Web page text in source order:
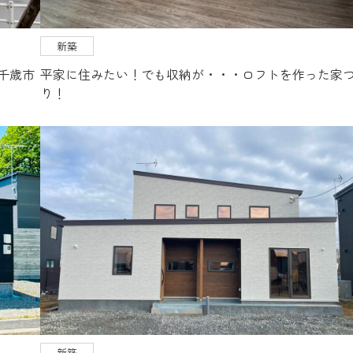
歳市
新築
平家に住みたい！でも収納が・・・ロフトを作った家
り！